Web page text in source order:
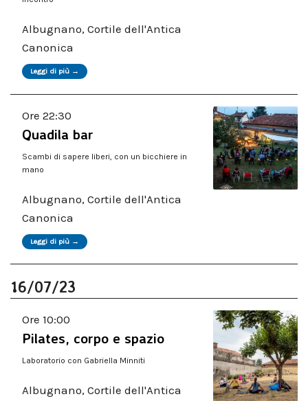
Albugnano, Cortile dell'Antica
Canonica
Leggi di più →
Ore 22:30
Quadila bar
Scambi di sapere liberi, con un bicchiere in
mano
Albugnano, Cortile dell'Antica
Canonica
Leggi di più →
16/07/23
Ore 10:00
Pilates, corpo e spazio
Laboratorio con Gabriella Minniti
Albugnano, Cortile dell'Antica